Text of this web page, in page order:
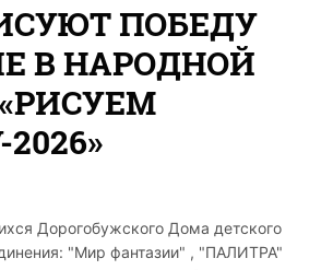
ПОБЕДУ
В НАРОДНОЙ
Дорогобужского Дома детского
"Мир фантазии" , "ПАЛИТРА"